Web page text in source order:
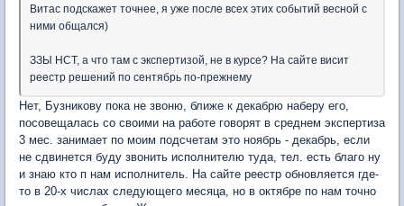
Витас подскажет точнее, я уже после всех этих событий весной с
ними общался)
ЗЗЫ НСТ, а что там с экспертизой, не в курсе? На сайте висит
реестр решений по сентябрь по-прежнему
Нет, Бузникову пока не звоню, ближе к декабрю наберу его,
посовещалась со своими на работе говорят в среднем экспертиза
3 мес. занимает по моим подсчетам это ноябрь - декабрь, если
не сдвинется буду звонить исполнителю туда, тел. есть благо ну
и знаю кто п нам исполнитель. На сайте реестр обновляется где-
то в 20-х числах следующего месяца, но в октябре по нам точно